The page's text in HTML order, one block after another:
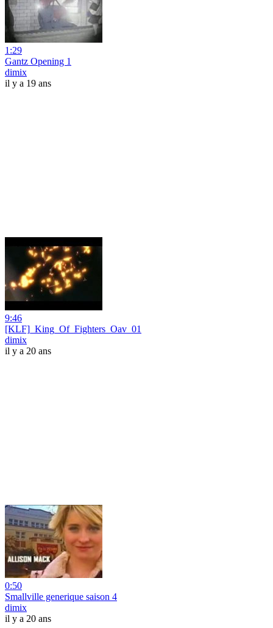
1:29
Gantz Opening 1
dimix
il y a 19 ans
9:46
[KLF]_King_Of_Fighters_Oav_01
dimix
il y a 20 ans
0:50
Smallville generique saison 4
dimix
il y a 20 ans